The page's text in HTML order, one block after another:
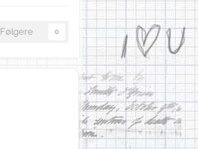
Følgere 0